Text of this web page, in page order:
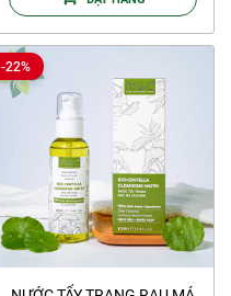
-22%